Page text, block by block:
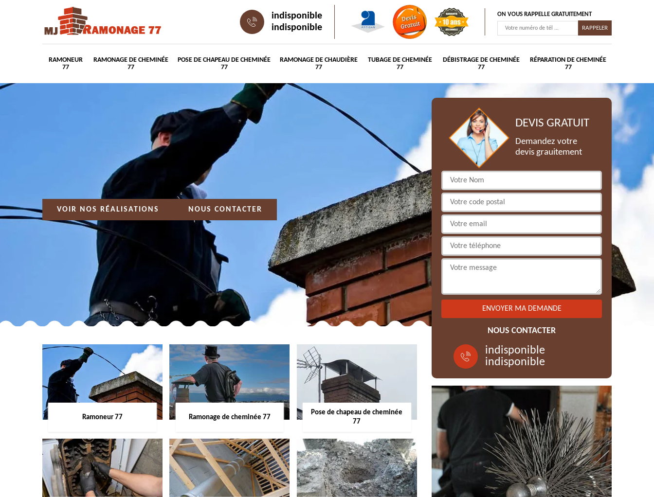
indisponible
indisponible
ON VOUS RAPPELLE GRATUITEMENT
RAMONEUR
77
RAMONAGE DE CHEMINÉE
77
POSE DE CHAPEAU DE CHEMINÉE
77
RAMONAGE DE CHAUDIÈRE
77
TUBAGE DE CHEMINÉE
77
DÉBISTRAGE DE CHEMINÉE
77
RÉPARATION DE CHEMINÉE
77
VOIR NOS RÉALISATIONS NOUS CONTACTER
Ramoneur 77 Ramonage de cheminée 77
Pose de chapeau de cheminée
77
DEVIS GRATUIT
Demandez votre
devis grauitement
NOUS CONTACTER
indisponible
indisponible